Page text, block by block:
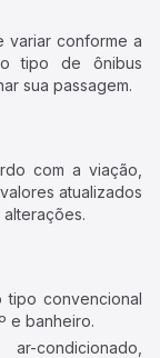
variar conforme a
tipo de ônibus
sua passagem.
com a viação,
atualizados
tipo convencional
e banheiro.
condicionado,